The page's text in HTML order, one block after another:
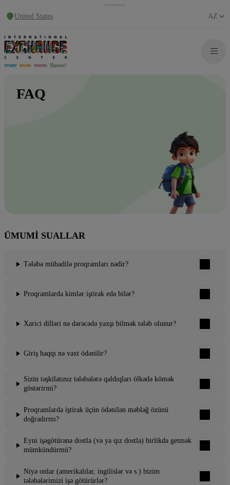
United States AZ
FAQ
ÜMUMI SUALLAR
Tələbə mübadilə proqramları nədir?
Proqramlarda kimlər iştirak edə bilər?
Xarici dilləri nə dərəcədə yaxşı bilmək tələb olunur?
Giriş haqqı nə vaxt ödənilir?
Sizin təşkilatınız tələbələrə qaldıqları ölkədə kömək
göstərirmi?
Proqramlarda iştirak üçün ödənilən məbləğ özünü
doğradırmı?
Eyni işəgötürənə dostla (və ya qız dostla) birlikdə getmək
mümkündürmü?
Niyə onlar (amerikalılar, ingilislər və s.) bizim
tələbələrimizi işə götürürlər?